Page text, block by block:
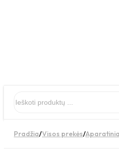
Pradžia/Visos prekės/